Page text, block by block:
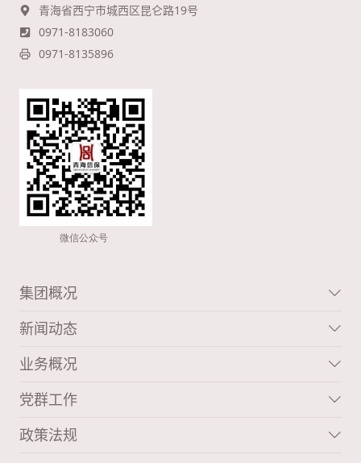
青海省西宁市城西区昆仑路19号
0971-8183060
0971-8135896
集团概况
新闻动态
业务概况
党群工作
政策法规